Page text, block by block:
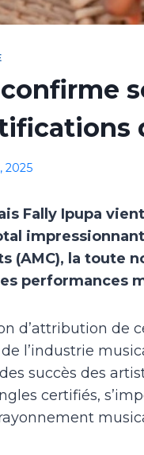
2025
Fally Ipupa
(AMC), la toute
performances
d’attribution de
l’industrie
succès des
certifiés,